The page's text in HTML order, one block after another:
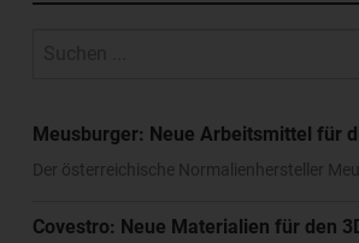
Meusburger: Neue Arbeitsmittel für
Der österreichische Normalienhersteller
Covestro: Neue Materialien für den